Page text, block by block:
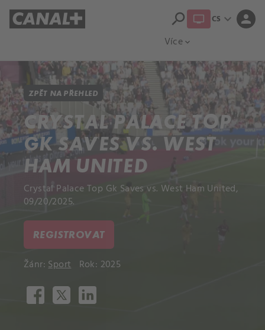
Více expand_more
search CS expand_more person
ZPĚT NA PŘEHLED
CRYSTAL PALACE TOP
GK SAVES VS. WEST
HAM UNITED
Crystal Palace Top Gk Saves vs. West Ham United,
09/20/2025.
REGISTROVAT
Žánr:Sport Rok: 2025